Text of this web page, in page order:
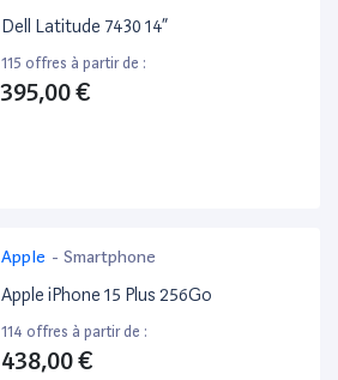
Dell Latitude 7430 14”
115 offres à partir de :
395,00 €
Apple - Smartphone
Apple iPhone 15 Plus 256Go
114 offres à partir de :
438,00 €